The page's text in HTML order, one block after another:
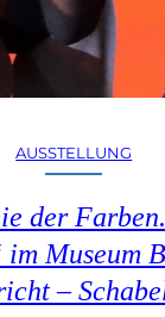
AUSSTELLUNG
der
im Museum
–